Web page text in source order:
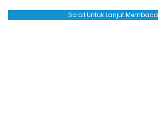
Scroll Untuk Lanjut Membaca